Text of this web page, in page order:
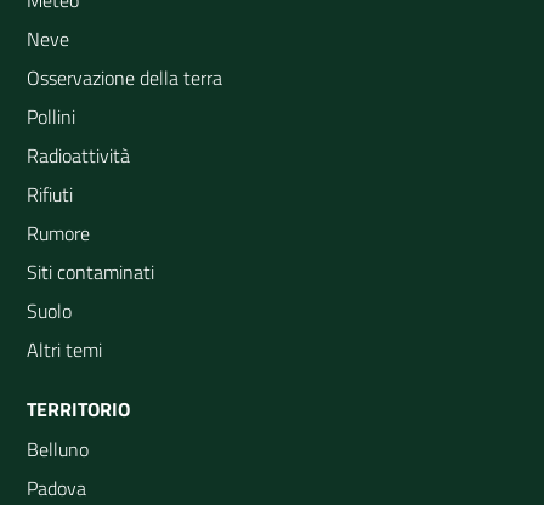
Neve
Osservazione della terra
Pollini
Radioattività
Rifiuti
Rumore
Siti contaminati
Suolo
Altri temi
TERRITORIO
Belluno
Padova